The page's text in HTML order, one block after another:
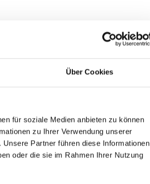
Über Cookies
für soziale Medien anbieten zu können
zu Ihrer Verwendung unserer
Unsere Partner führen diese Informationen
oder die sie im Rahmen Ihrer Nutzung